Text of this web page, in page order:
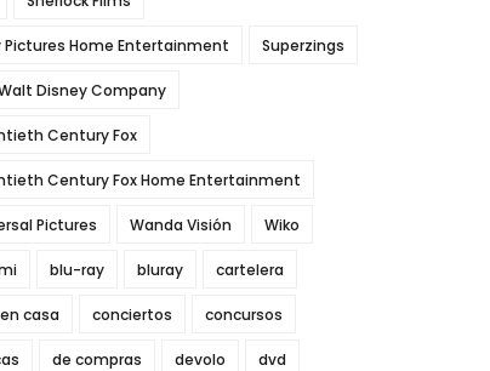
Pictures Home Entertainment Superzings
Disney Company
Century Fox
Century Fox Home Entertainment
Pictures Wanda Visión Wiko
blu-ray bluray cartelera
casa conciertos concursos
de compras devolo dvd